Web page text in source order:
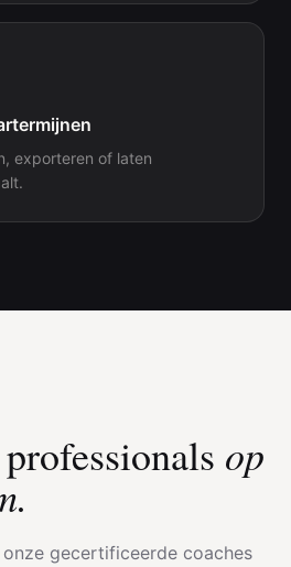
exporteren of laten
op
gecertificeerde coaches